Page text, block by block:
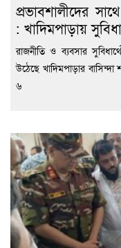
প্রভাবশালীদের
: খাদিমপাড়ায়
রাজনীতি ও ব্যবসার
উঠেছে খাদিমপাড়ার
৬